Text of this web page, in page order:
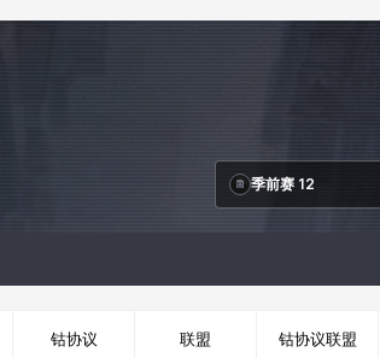
季前赛 12
钴协议 联盟 钴协议联盟